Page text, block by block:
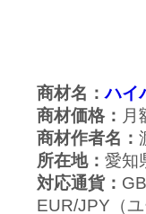
商材名：ハイ
商材価格： 月
商材作者名：
所在地： 愛知
対応通貨：
EUR/JPY（